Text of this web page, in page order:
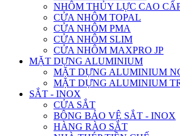
NHÔM THỦY LỰC CAO
CỬA NHÔM TOPAL
CỬA NHÔM PMA
CỬA NHÔM SLIM
CỬA NHÔM MAXPRO JP
MẶT DỰNG ALUMINIUM
MẶT DỰNG ALUMINIUM
MẶT DỰNG ALUMINIUM
SẮT - INOX
CỬA SẮT
BÔNG BẢO VỆ SẮT - INOX
HÀNG RÀO SẮT